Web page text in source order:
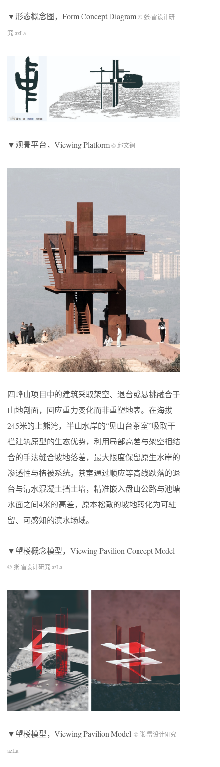
▼形态概念图，Form Concept Diagram © 张·雷设计研
究 azLa
▼观景平台，Viewing Platform © 邱文锏
四峰山项目中的建筑采取架空、退台或悬挑融合于
山地剖面，回应重力变化而非重塑地表。在海拔
245米的上熊湾，半山水岸的“见山台茶室”吸取干
栏建筑原型的生态优势，利用局部高差与架空相结
合的手法缝合坡地落差，最大限度保留原生水岸的
渗透性与植被系统。茶室通过顺应等高线跌落的退
台与清水混凝土挡土墙，精准嵌入盘山公路与池塘
水面之间4米的高差，原本松散的坡地转化为可驻
留、可感知的滨水场域。
▼望楼概念模型，Viewing Pavilion Concept Model
© 张·雷设计研究 azLa
▼望楼模型，Viewing Pavilion Model © 张·雷设计研究
azLa